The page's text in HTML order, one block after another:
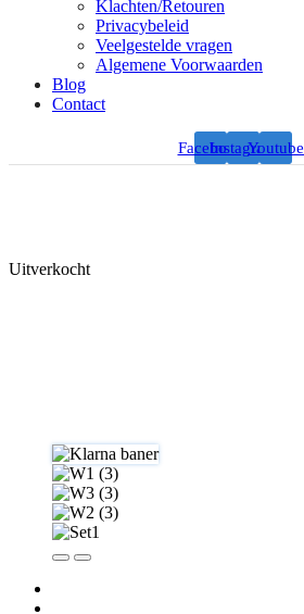
Klachten/Retouren
Privacybeleid
Veelgestelde vragen
Algemene Voorwaarden
Blog
Contact
FacebookInstagramYoutube
Uitverkocht